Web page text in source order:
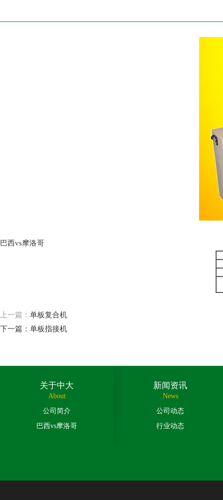
巴西vs摩洛哥
上一篇： 单板复合机
下一篇： 单板指接机
关于中大
About
公司简介
巴西vs摩洛哥
新闻资讯
News
公司动态
行业动态